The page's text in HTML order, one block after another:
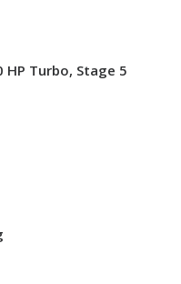
HP Turbo, Stage 5